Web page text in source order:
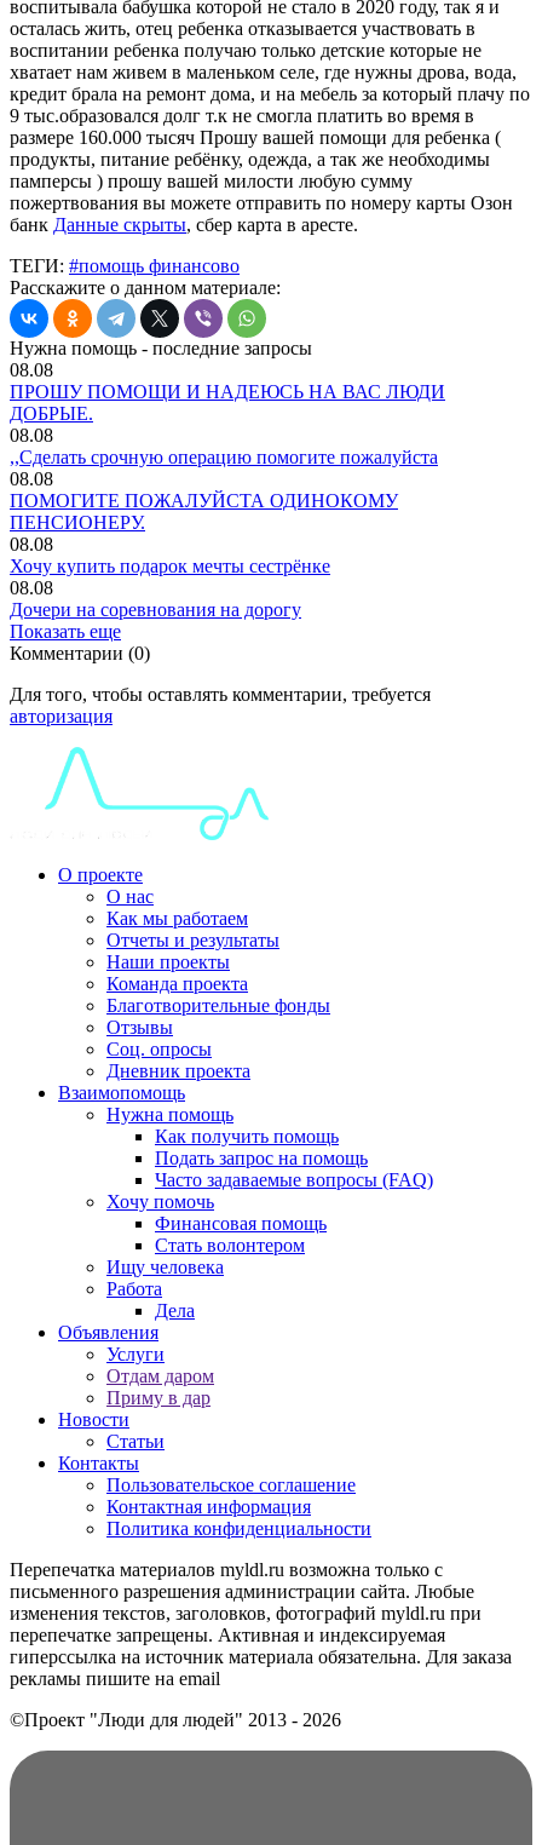
воспитывала бабушка которой не стало в 2020 году, так я и
осталась жить, отец ребенка отказывается участвовать в
воспитании ребенка получаю только детские которые не
хватает нам живем в маленьком селе, где нужны дрова, вода,
кредит брала на ремонт дома, и на мебель за который плачу по
9 тыс.образовался долг т.к не смогла платить во время в
размере 160.000 тысяч Прошу вашей помощи для ребенка (
продукты, питание ребёнку, одежда, а так же необходимы
памперсы ) прошу вашей милости любую сумму
пожертвования вы можете отправить по номеру карты Озон
банк Данные скрыты, сбер карта в аресте.
ТЕГИ: #помощь финансово
Расскажите о данном материале:
Нужна помощь - последние запросы
08.08
ПРОШУ ПОМОЩИ И НАДЕЮСЬ НА ВАС ЛЮДИ
ДОБРЫЕ.
08.08
,,Сделать срочную операцию помогите пожалуйста
08.08
ПОМОГИТЕ ПОЖАЛУЙСТА ОДИНОКОМУ
ПЕНСИОНЕРУ.
08.08
Хочу купить подарок мечты сестрёнке
08.08
Дочери на соревнования на дорогу
Показать еще
Комментарии (0)
Для того, чтобы оставлять комментарии, требуется
авторизация
О проекте
О нас
Как мы работаем
Отчеты и результаты
Наши проекты
Команда проекта
Благотворительные фонды
Отзывы
Соц. опросы
Дневник проекта
Взаимопомощь
Нужна помощь
Как получить помощь
Подать запрос на помощь
Часто задаваемые вопросы (FAQ)
Хочу помочь
Финансовая помощь
Стать волонтером
Ищу человека
Работа
Дела
Объявления
Услуги
Отдам даром
Приму в дар
Новости
Статьи
Контакты
Пользовательское соглашение
Контактная информация
Политика конфиденциальности
Перепечатка материалов myldl.ru возможна только с
письменного разрешения администрации сайта. Любые
изменения текстов, заголовков, фотографий myldl.ru при
перепечатке запрещены. Активная и индексируемая
гиперссылка на источник материала обязательна. Для заказа
рекламы пишите на еmail
©Проект "Люди для людей" 2013 - 2026